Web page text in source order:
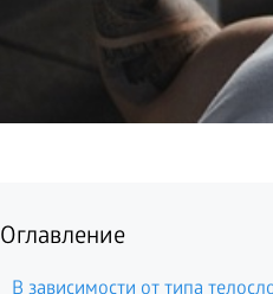
Оглавление